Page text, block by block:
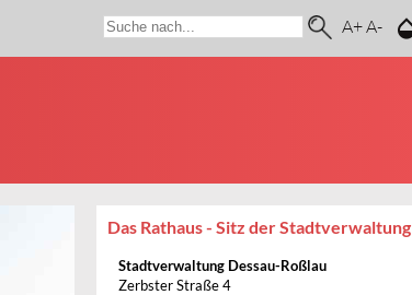
A+A-
Das Rathaus - Sitz der Stadtverwaltung
Stadtverwaltung Dessau-Roßlau
Zerbster Straße 4